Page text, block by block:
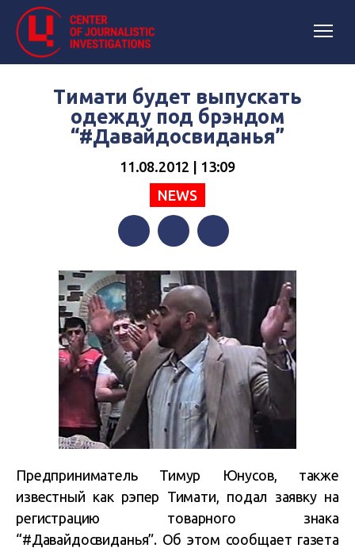
Тимати будет выпускать
одежду под брэндом
“#Давайдосвиданья”
11.08.2012 | 13:09
NEWS
Предприниматель Тимур Юнусов, также
известный как рэпер Тимати, подал заявку на
регистрацию товарного знака
“#Давайдосвиданья”. Об этом сообщает газета